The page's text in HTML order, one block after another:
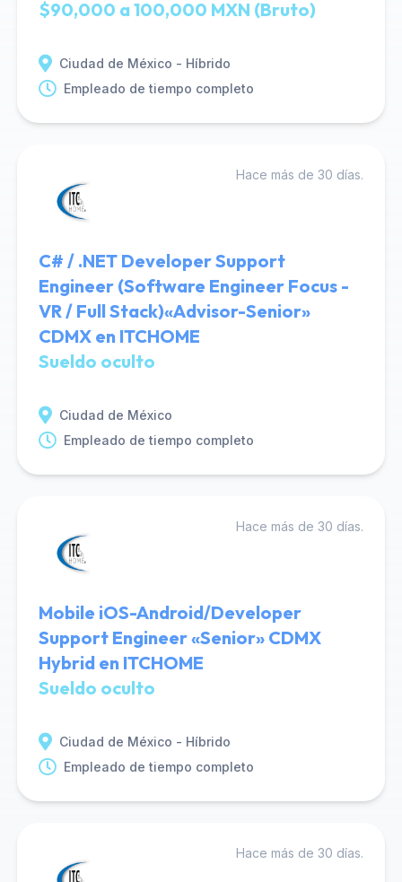
$90,000 a 100,000 MXN (Bruto)
Ciudad de México - Híbrido
Empleado de tiempo completo
Hace más de 30 días.
C# / .NET Developer Support
Engineer (Software Engineer Focus -
VR / Full Stack)«Advisor-Senior»
CDMX en ITCHOME
Sueldo oculto
Ciudad de México
Empleado de tiempo completo
Hace más de 30 días.
Mobile iOS-Android/Developer
Support Engineer «Senior» CDMX
Hybrid en ITCHOME
Sueldo oculto
Ciudad de México - Híbrido
Empleado de tiempo completo
Hace más de 30 días.